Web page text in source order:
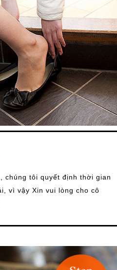
chúng tôi quyết định thời gian
vì vậy Xin vui lòng cho cô